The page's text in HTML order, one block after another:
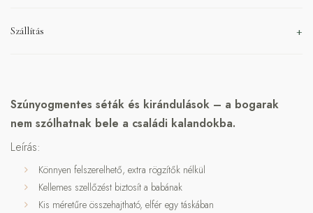
Szállítás
Szúnyogmentes séták és kirándulások – a bogarak
nem szólhatnak bele a családi kalandokba.
Leírás:
Könnyen felszerelhető, extra rögzítők nélkül
Kellemes szellőzést biztosít a babának
Kis méretűre összehajtható, elfér egy táskában